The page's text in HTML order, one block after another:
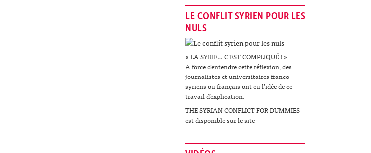
LE CONFLIT SYRIEN POUR LES
NULS
« LA SYRIE… C’EST COMPLIQUÉ ! »
A force d’entendre cette réflexion, des
journalistes et universitaires franco-
syriens ou français ont eu l’idée de ce
travail d’explication.
THE SYRIAN CONFLICT FOR DUMMIES
est disponible sur le site